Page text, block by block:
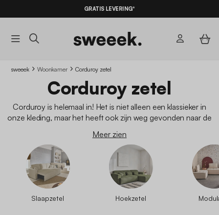
GRATIS LEVERING*
sweeek Woonkamer Corduroy zetel
Corduroy zetel
Corduroy is helemaal in! Het is niet alleen een klassieker in
onze kleding, maar het heeft ook zijn weg gevonden naar de
elegante uitstraling krijgt. Deze stof heeft veel karakter en biedt
een bijzonder warme sfeer, waardoor het perfect is voor het
creëren van een gezellige woonkamer. Of je nu kiest voor
grote ribbels of kleine ribbels, wij bieden een breed scala aan
corduroy zetels.
Meer zien
Slaapzetel Hoekzetel